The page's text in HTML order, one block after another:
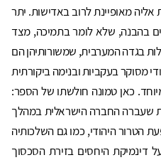
מאופיינת לרוב באדישות. יתר
בהבנה, שלא לומר בתמיכה, מצד
בגדה המערבית, שמשורותיהן הם
מסוקר בעקביות ובנימה ביקורתית
כאן טמונה חולשתו של הספר:
שעברה החברה הישראלית במהלך
הטרור היהודי, כמו גם השלכותיה
דינמיקת היחסים בזירת הסכסוך